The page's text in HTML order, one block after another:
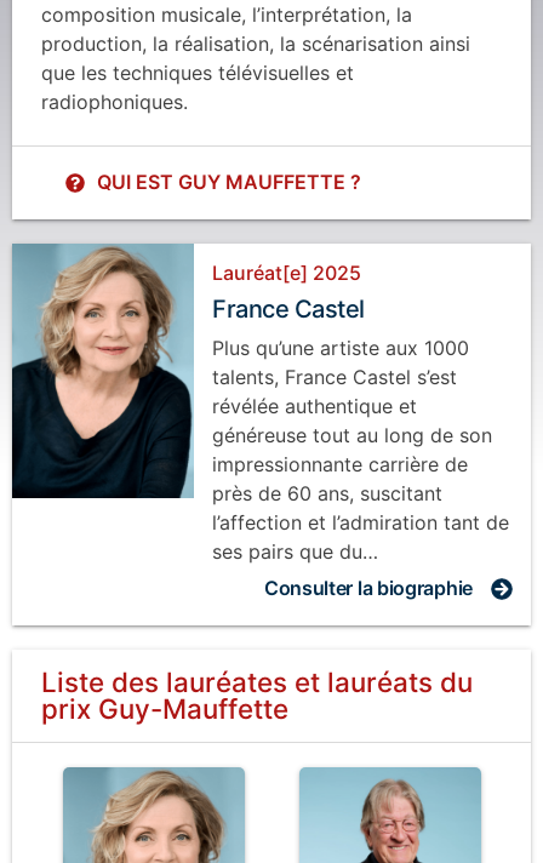
composition musicale, l’interprétation, la
production, la réalisation, la scénarisation ainsi
que les techniques télévisuelles et
radiophoniques.
QUI EST GUY MAUFFETTE ?
Lauréat[e] 2025
France Castel
Plus qu’une artiste aux 1000
talents, France Castel s’est
révélée authentique et
généreuse tout au long de son
impressionnante carrière de
près de 60 ans, suscitant
l’affection et l’admiration tant de
ses pairs que du…
Consulter la biographie
Liste des lauréates et lauréats du
prix Guy-Mauffette